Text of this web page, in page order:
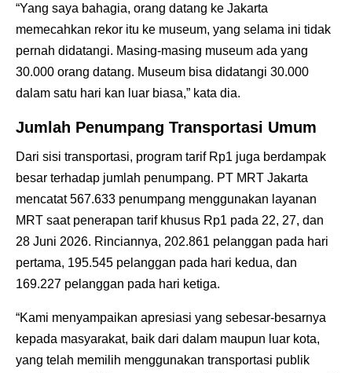
“Yang saya bahagia, orang datang ke Jakarta
memecahkan rekor itu ke museum, yang selama ini tidak
pernah didatangi. Masing-masing museum ada yang
30.000 orang datang. Museum bisa didatangi 30.000
dalam satu hari kan luar biasa,” kata dia.
Jumlah Penumpang Transportasi Umum
Dari sisi transportasi, program tarif Rp1 juga berdampak
besar terhadap jumlah penumpang. PT MRT Jakarta
mencatat 567.633 penumpang menggunakan layanan
MRT saat penerapan tarif khusus Rp1 pada 22, 27, dan
28 Juni 2026. Rinciannya, 202.861 pelanggan pada hari
pertama, 195.545 pelanggan pada hari kedua, dan
169.227 pelanggan pada hari ketiga.
“Kami menyampaikan apresiasi yang sebesar-besarnya
kepada masyarakat, baik dari dalam maupun luar kota,
yang telah memilih menggunakan transportasi publik